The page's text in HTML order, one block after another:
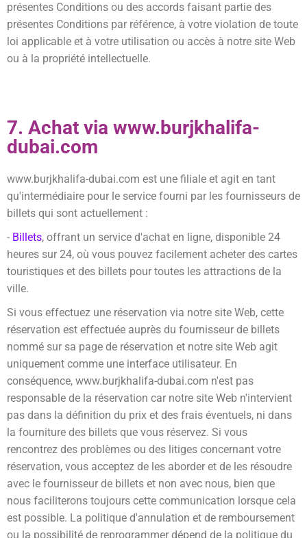
présentes Conditions ou des accords faisant partie des
présentes Conditions par référence, à votre violation de toute
loi applicable et à votre utilisation ou accès à notre site Web
ou à la propriété intellectuelle.
7. Achat via www.burjkhalifa-
dubai.com
www.burjkhalifa-dubai.com est une filiale et agit en tant
qu'intermédiaire pour le service fourni par les fournisseurs de
billets qui sont actuellement :
- Billets, offrant un service d'achat en ligne, disponible 24
heures sur 24, où vous pouvez facilement acheter des cartes
touristiques et des billets pour toutes les attractions de la
ville.
Si vous effectuez une réservation via notre site Web, cette
réservation est effectuée auprès du fournisseur de billets
nommé sur sa page de réservation et notre site Web agit
uniquement comme une interface utilisateur. En
conséquence, www.burjkhalifa-dubai.com n'est pas
responsable de la réservation car notre site Web n'intervient
pas dans la définition du prix et des frais éventuels, ni dans
la fourniture des billets que vous réservez. Si vous
rencontrez des problèmes ou des litiges concernant votre
réservation, vous acceptez de les aborder et de les résoudre
avec le fournisseur de billets et non avec nous, bien que
nous faciliterons toujours cette communication lorsque cela
est possible. La politique d'annulation et de remboursement
ou la possibilité de reprogrammer dépend de la politique du